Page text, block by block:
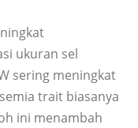
ukuran sel
sering meningkat
trait biasanya
ini menambah